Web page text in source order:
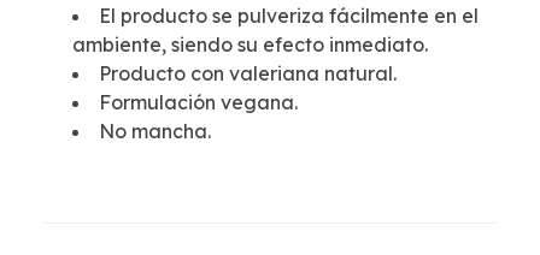
El producto se pulveriza fácilmente en el
ambiente, siendo su efecto inmediato.
Producto con valeriana natural.
Formulación vegana.
No mancha.